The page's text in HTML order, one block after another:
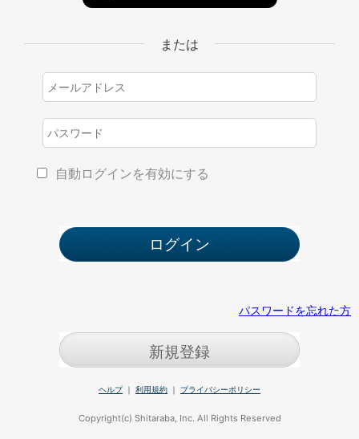
または
自動ログインを有効にする
パスワードを忘れた方
新規登録
ヘルプ｜ 利用規約 ｜ プライバシーポリシー
Copyright(c) Shitaraba, Inc. All Rights Reserved